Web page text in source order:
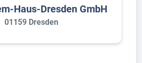
Haus-Dresden GmbH
01159 Dresden